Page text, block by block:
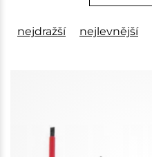
nejdražší nejlevnější